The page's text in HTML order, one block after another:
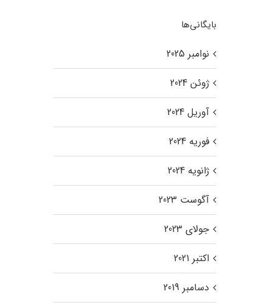
بایگانی‌ها
نوامبر 2025
ژوئن 2024
آوریل 2024
فوریه 2024
ژانویه 2024
آگوست 2023
جولای 2023
اکتبر 2021
دسامبر 2019